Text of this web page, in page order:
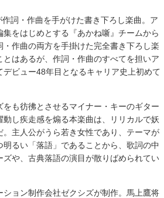
詞・作曲を手がけた書き下ろし楽曲。ア
をはじめとする『あかね噺』チームから
作曲の両方を手掛けた完全書き下ろし楽
はあるが、作詞・作曲のすべてを担いア
ビュー48年目となるキャリア史上初めて
も彷彿とさせるマイナー・キーのギター
し疾走感を煽る本楽曲は、リリカルで妖
主人公がうら若き女性であり、テーマが
るい「落語」であることから、歌詞の中
や、古典落語の演目が散りばめられてい
ョン制作会社ゼクシズが制作。馬上鷹将